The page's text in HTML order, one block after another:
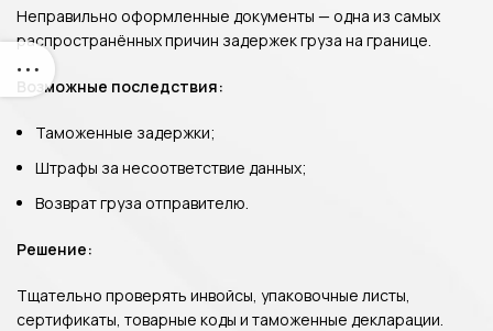
Неправильно оформленные документы — одна из самых
распространённых причин задержек груза на границе.
Возможные последствия:
Таможенные задержки;
Штрафы за несоответствие данных;
Возврат груза отправителю.
Решение:
Тщательно проверять инвойсы, упаковочные листы,
сертификаты, товарные коды и таможенные декларации.